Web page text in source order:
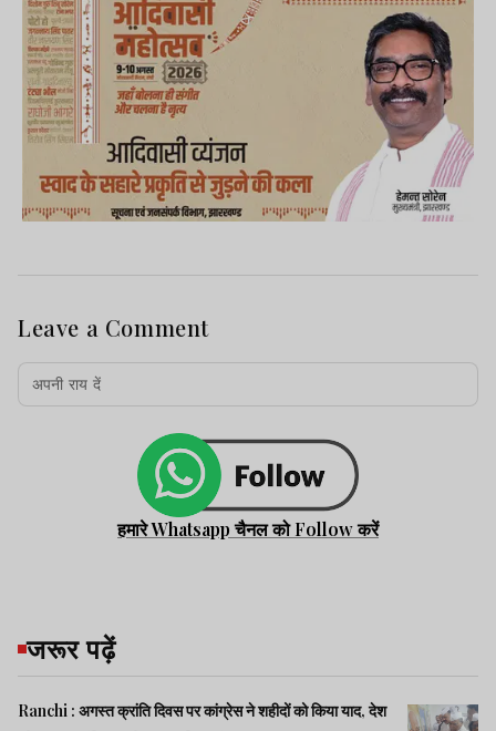
Leave a Comment
हमारे Whatsapp चैनल को Follow करें
जरूर पढ़ें
Ranchi : अगस्त क्रांति दिवस पर कांग्रेस ने शहीदों को किया याद, देश